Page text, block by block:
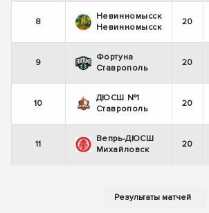
8
Невинномысск
Невинномысск
20
9
Фортуна
Ставрополь
20
10
ДЮСШ №1
Ставрополь
20
11
Вепрь-ДЮСШ
Михайловск
20